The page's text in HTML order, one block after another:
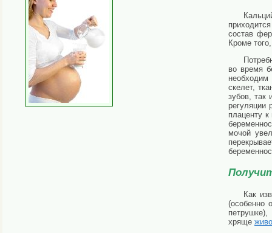
состав
Кроме
во время
скелет,
зубов,
регуляции
плаценту
мочой
Как
(особенно
хряще